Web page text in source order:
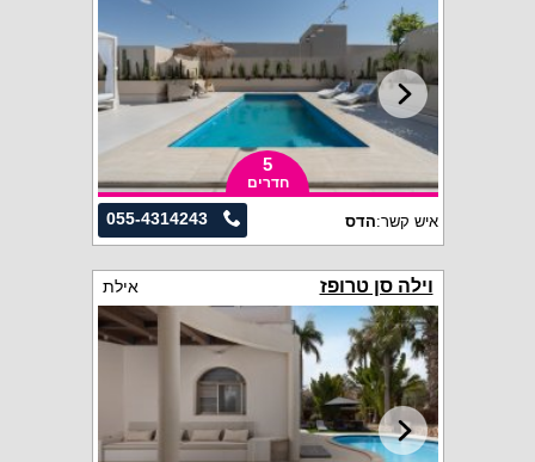
5
חדרים
055-4314243 איש קשר:הדס
וילה סן טרופז אילת